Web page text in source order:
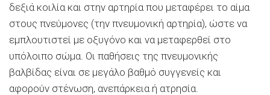
δεξιά κοιλία και στην αρτηρία που μεταφέρει το αίμα
στους πνεύμονες (την πνευμονική αρτηρία), ώστε να
εμπλουτιστεί με οξυγόνο και να μεταφερθεί στο
υπόλοιπο σώμα. Οι παθήσεις της πνευμονικής
βαλβίδας είναι σε μεγάλο βαθμό συγγενείς και
αφορούν στένωση, ανεπάρκεια ή ατρησία.